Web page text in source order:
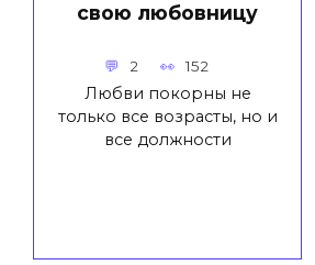
свою любовницу
2 152
Любви покорны не
только все возрасты, но и
все должности